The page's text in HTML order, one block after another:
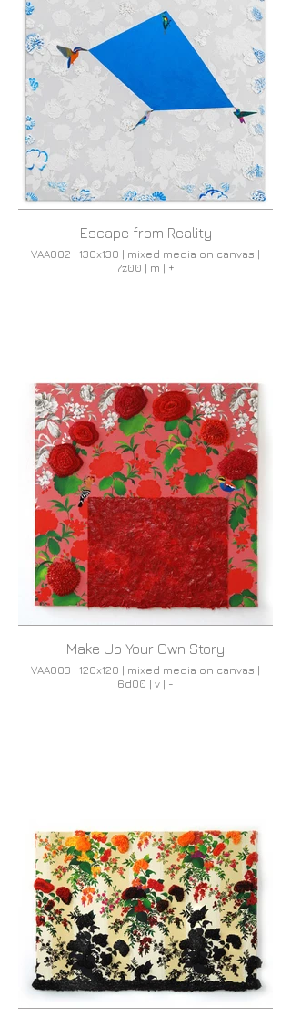
Escape from Reality
VAA002 | 130x130 | mixed media on canvas |
7z00 | m | +
Make Up Your Own Story
VAA003 | 120x120 | mixed media on canvas |
6d00 | v | -